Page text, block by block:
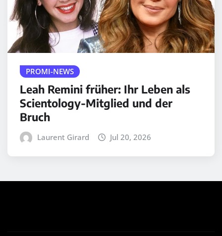
PROMI-NEWS
Leah Remini früher: Ihr Leben als
Scientology-Mitglied und der
Bruch
Laurent Girard Jul 20, 2026